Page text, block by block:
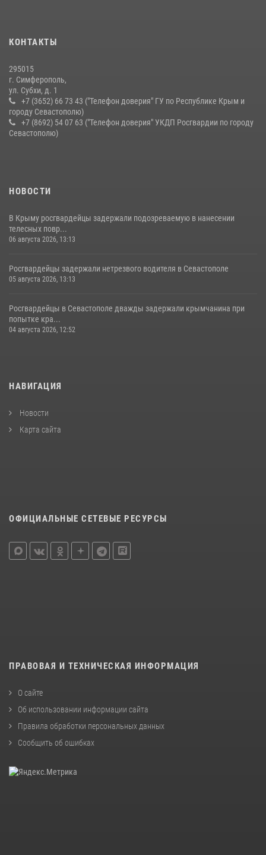
10 июля 2026, 15:10
КОНТАКТЫ
295015
г. Симферополь,
ул. Субхи, д. 1
+7 (3652) 66 73 43 ("Телефон доверия" ГУ по Республике Крым и
городу Севастополю)
+7 (8692) 54 07 63 ("Телефон доверия" УКДП Росгвардии по городу
Севастополю)
НОВОСТИ
В Крыму росгвардейцы задержали подозреваемую в нанесении
телесных повр...
06 августа 2026, 13:13
Росгвардейцы задержали нетрезвого водителя в Севастополе
05 августа 2026, 13:13
Росгвардейцы в Севастополе дважды задержали крымчанина при
попытке кра...
04 августа 2026, 12:52
НАВИГАЦИЯ
Новости
Карта сайта
ОФИЦИАЛЬНЫЕ СЕТЕВЫЕ РЕСУРСЫ
ПРАВОВАЯ И ТЕХНИЧЕСКАЯ ИНФОРМАЦИЯ
О сайте
Об использовании информации сайта
Правила обработки персональных данных
Сообщить об ошибках